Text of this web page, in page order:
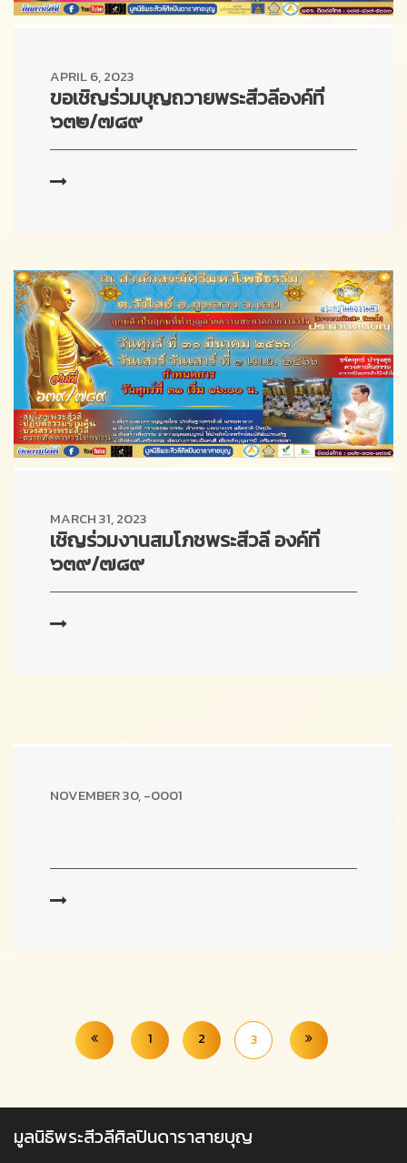
APRIL 6, 2023
ขอเชิญร่วมบุญถวายพระสีวลีองค์ที่
๖๓๒/๗๘๙
MARCH 31, 2023
เชิญร่วมงานสมโภชพระสีวลี องค์ที่
๖๓๙/๗๘๙
NOVEMBER 30, -0001
1 2 3
มูลนิธิพระสีวลีศิลปินดาราสายบุญ